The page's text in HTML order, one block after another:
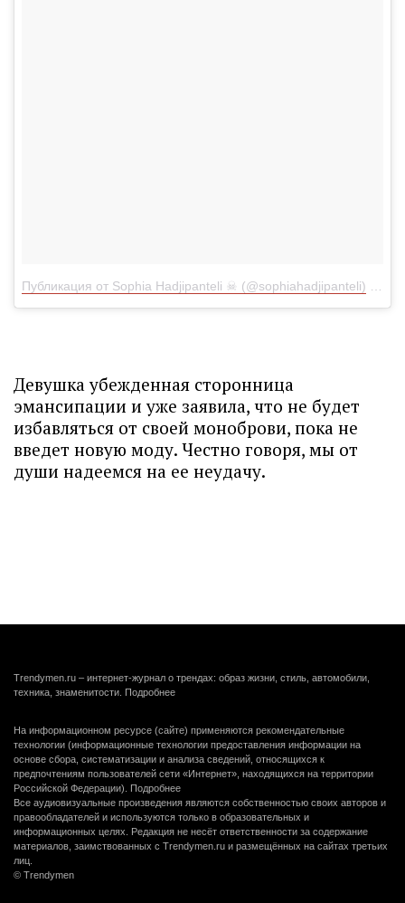
Публикация от Sophia Hadjipanteli ☠ (@sophiahadjipanteli)
Девушка убежденная сторонница
эмансипации и уже заявила, что не будет
избавляться от своей моноброви, пока не
введет новую моду. Честно говоря, мы от
души надеемся на ее неудачу.
Trendymen.ru – интернет-журнал о трендах: образ жизни, стиль, автомобили,
техника, знаменитости. Подробнее
На информационном ресурсе (сайте) применяются рекомендательные
технологии (информационные технологии предоставления информации на
основе сбора, систематизации и анализа сведений, относящихся к
предпочтениям пользователей сети «Интернет», находящихся на территории
Российской Федерации). Подробнее
Все аудиовизуальные произведения являются собственностью своих авторов и
правообладателей и используются только в образовательных и
информационных целях. Редакция не несёт ответственности за содержание
материалов, заимствованных с Trendymen.ru и размещённых на сайтах третьих
лиц.
© Trendymen